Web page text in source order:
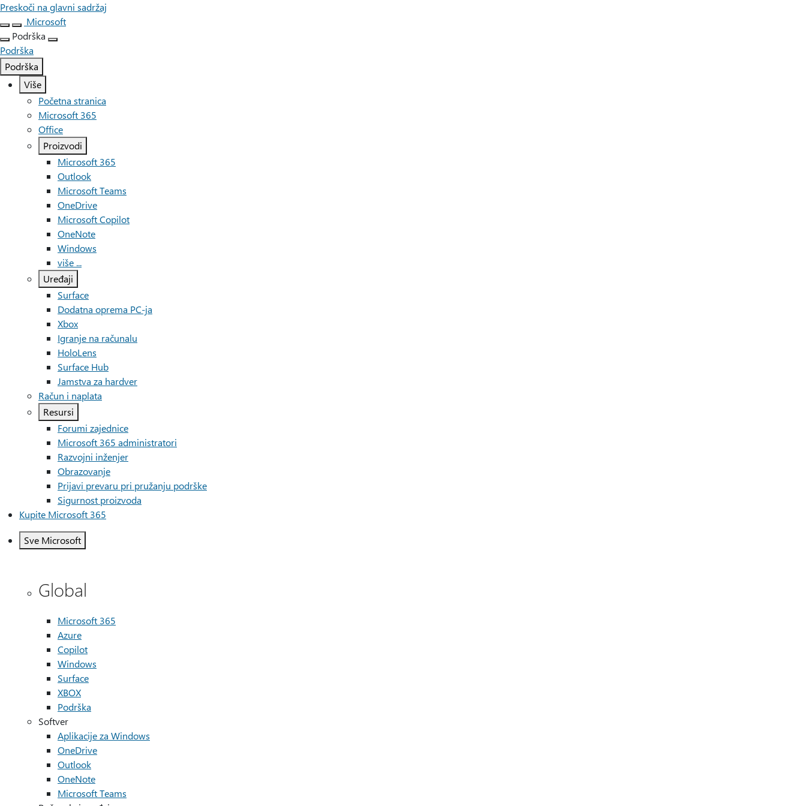
Preskoči na glavni sadržaj
Microsoft
Podrška
Podrška
Podrška
Više
Početna stranica
Microsoft 365
Office
Proizvodi
Microsoft 365
Outlook
Microsoft Teams
OneDrive
Microsoft Copilot
OneNote
Windows
više ...
Uređaji
Surface
Dodatna oprema PC-ja
Xbox
Igranje na računalu
HoloLens
Surface Hub
Jamstva za hardver
Račun i naplata
Resursi
Forumi zajednice
Microsoft 365 administratori
Razvojni inženjer
Obrazovanje
Prijavi prevaru pri pružanju podrške
Sigurnost proizvoda
Kupite Microsoft 365
Sve Microsoft
Global
Microsoft 365
Azure
Copilot
Windows
Surface
XBOX
Podrška
Softver
Aplikacije za Windows
OneDrive
Outlook
OneNote
Microsoft Teams